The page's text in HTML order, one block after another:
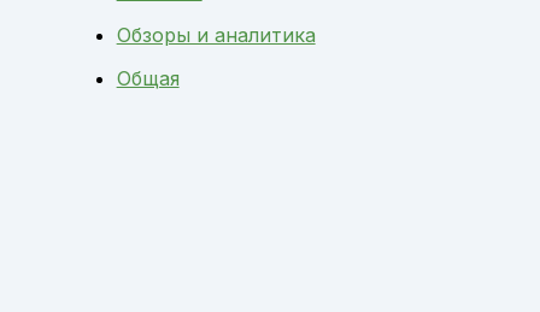
Обзоры и аналитика
Общая